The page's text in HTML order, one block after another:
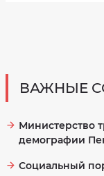
ВАЖНЫЕ
Министерство
демографии
Социальный